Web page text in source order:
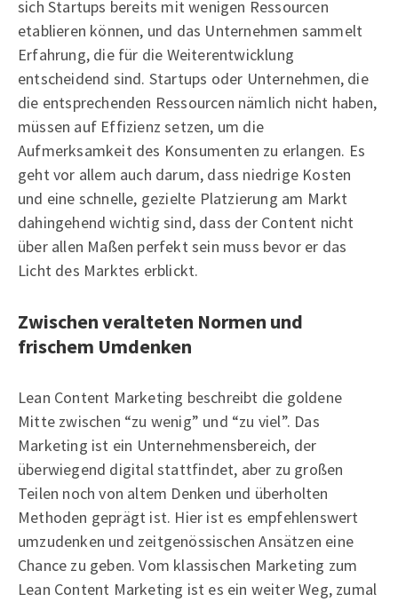
sich Startups bereits mit wenigen Ressourcen
etablieren können, und das Unternehmen sammelt
Erfahrung, die für die Weiterentwicklung
entscheidend sind. Startups oder Unternehmen, die
die entsprechenden Ressourcen nämlich nicht haben,
müssen auf Effizienz setzen, um die
Aufmerksamkeit des Konsumenten zu erlangen. Es
geht vor allem auch darum, dass niedrige Kosten
und eine schnelle, gezielte Platzierung am Markt
dahingehend wichtig sind, dass der Content nicht
über allen Maßen perfekt sein muss bevor er das
Licht des Marktes erblickt.
Zwischen veralteten Normen und
frischem Umdenken
Lean Content Marketing beschreibt die goldene
Mitte zwischen “zu wenig” und “zu viel”. Das
Marketing ist ein Unternehmensbereich, der
überwiegend digital stattfindet, aber zu großen
Teilen noch von altem Denken und überholten
Methoden geprägt ist. Hier ist es empfehlenswert
umzudenken und zeitgenössischen Ansätzen eine
Chance zu geben. Vom klassischen Marketing zum
Lean Content Marketing ist es ein weiter Weg, zumal